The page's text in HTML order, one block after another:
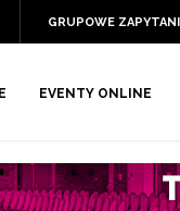
GRUPOWE
EVENTY ONLINE